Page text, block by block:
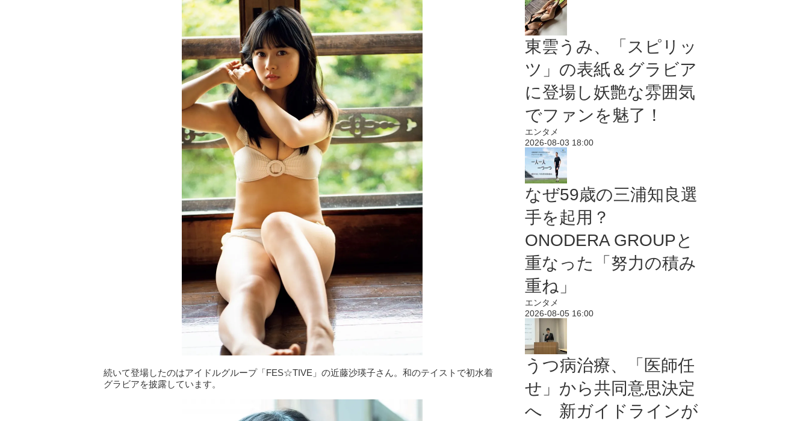
続いて登場したのはアイドルグループ「FES☆TIVE」の近藤沙瑛子さん。和のテイストで初水着
グラビアを披露しています。
東雲うみ、「スピリッ
ツ」の表紙＆グラビア
に登場し妖艶な雰囲気
でファンを魅了！
エンタメ
2026-08-03 18:00
なぜ59歳の三浦知良選
手を起用？
ONODERA GROUPと
重なった「努力の積み
重ね」
エンタメ
2026-08-05 16:00
うつ病治療、「医師任
せ」から共同意思決定
へ 新ガイドラインが